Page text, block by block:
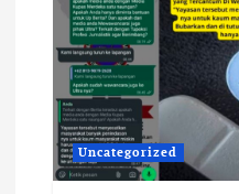
Uncategorized